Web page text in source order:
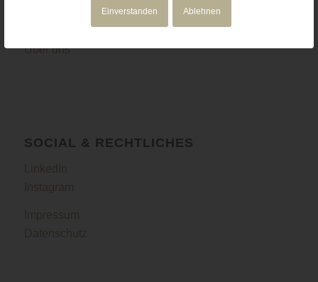
Einverstanden Ablehnen
Corporate Media
Über uns
SOCIAL & RECHTLICHES